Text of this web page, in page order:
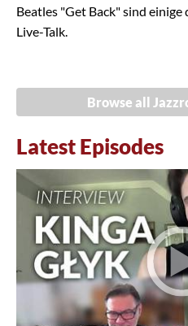
Beatles "Get Back" sind
Live-Talk.
Browse all
Latest Episodes